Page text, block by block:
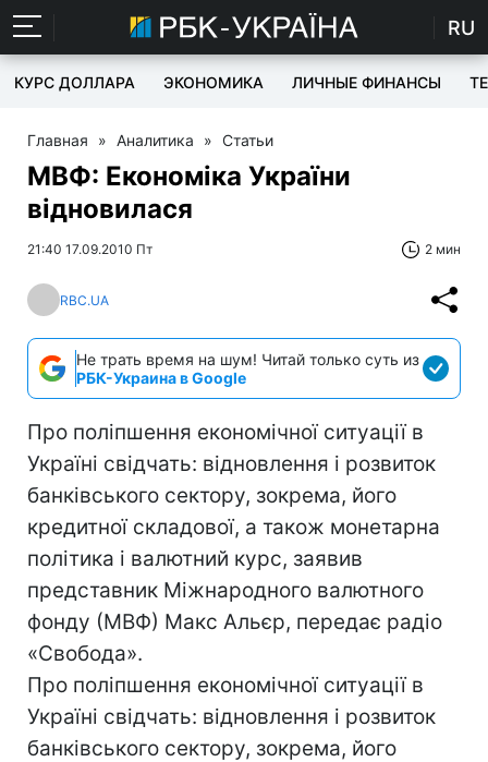
RU
КУРС ДОЛЛАРА ЭКОНОМИКА ЛИЧНЫЕ ФИНАНСЫ
Главная » Аналитика » Статьи
МВФ: Економіка України
відновилася
21:40 17.09.2010 Пт 2 мин
RBC.UA
Не трать время на шум! Читай только суть из
РБК-Украина в Google
Про поліпшення економічної ситуації в
Україні свідчать: відновлення і розвиток
банківського сектору, зокрема, його
кредитної складової, а також монетарна
політика і валютний курс, заявив
представник Міжнародного валютного
фонду (МВФ) Макс Альєр, передає радіо
«Свобода».
Про поліпшення економічної ситуації в
Україні свідчать: відновлення і розвиток
банківського сектору, зокрема, його